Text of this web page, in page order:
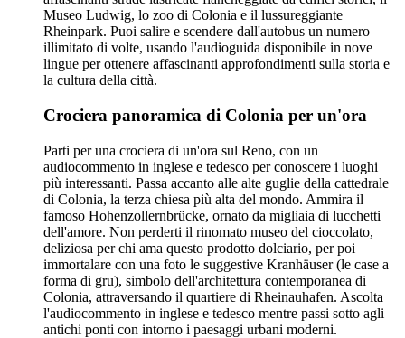
Museo Ludwig, lo zoo di Colonia e il lussureggiante
Rheinpark. Puoi salire e scendere dall'autobus un numero
illimitato di volte, usando l'audioguida disponibile in nove
lingue per ottenere affascinanti approfondimenti sulla storia e
la cultura della città.
Crociera panoramica di Colonia per un'ora
Parti per una crociera di un'ora sul Reno, con un
audiocommento in inglese e tedesco per conoscere i luoghi
più interessanti. Passa accanto alle alte guglie della cattedrale
di Colonia, la terza chiesa più alta del mondo. Ammira il
famoso Hohenzollernbrücke, ornato da migliaia di lucchetti
dell'amore. Non perderti il rinomato museo del cioccolato,
deliziosa per chi ama questo prodotto dolciario, per poi
immortalare con una foto le suggestive Kranhäuser (le case a
forma di gru), simbolo dell'architettura contemporanea di
Colonia, attraversando il quartiere di Rheinauhafen. Ascolta
l'audiocommento in inglese e tedesco mentre passi sotto agli
antichi ponti con intorno i paesaggi urbani moderni.